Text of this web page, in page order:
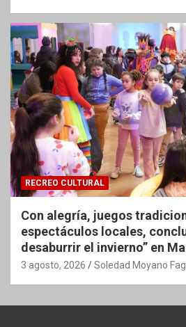
RECREO CULTURAL
Con alegría, juegos
espectáculos locales,
desaburrir el invierno” en
3 agosto, 2026 Soledad Moyano